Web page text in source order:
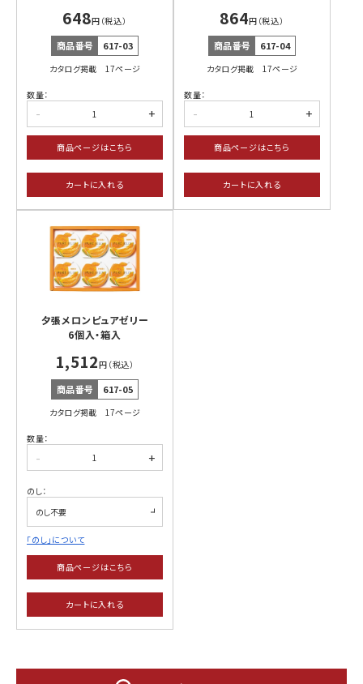
昆布
有料
ビニール袋
648円（税込）
商品番号 617-03
カタログ掲載 17ページ
数量：
- +
商品ページはこちら
カートに入れる
864円（税込）
商品番号 617-04
カタログ掲載 17ページ
数量：
- +
商品ページはこちら
カートに入れる
夕張メロンピュアゼリー
6個入・箱入
1,512円（税込）
商品番号 617-05
カタログ掲載 17ページ
数量：
- +
のし：
「のし」について
商品ページはこちら
カートに入れる